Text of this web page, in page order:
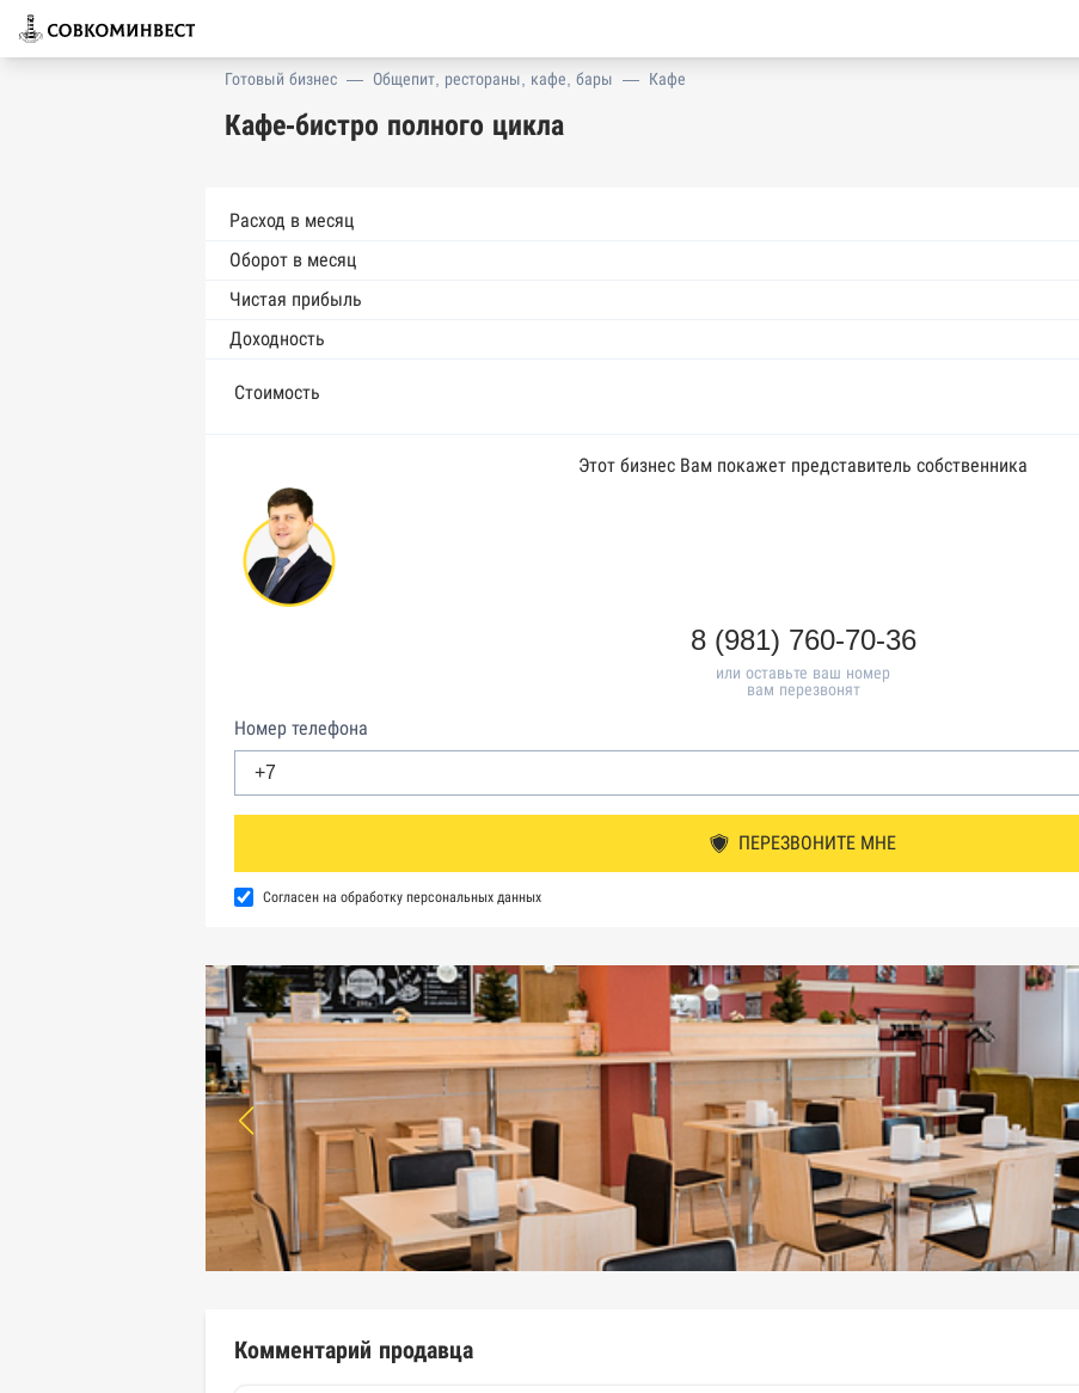
Готовый бизнес — Общепит, рестораны, кафе, бары — Кафе
Кафе-бистро полного цикла
Расход в месяц
Оборот в месяц
Чистая прибыль
Доходность
Стоимость
Этот бизнес Вам покажет представитель собственника
8 (981) 760-70-36
или оставьте ваш номер
вам перезвонят
Номер телефона
ПЕРЕЗВОНИТЕ МНЕ
Согласен на обработку персональных данных
Комментарий продавца